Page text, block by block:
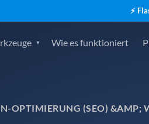
⚡
Wie es funktioniert
OPTIMIERUNG (SEO) &AMP;